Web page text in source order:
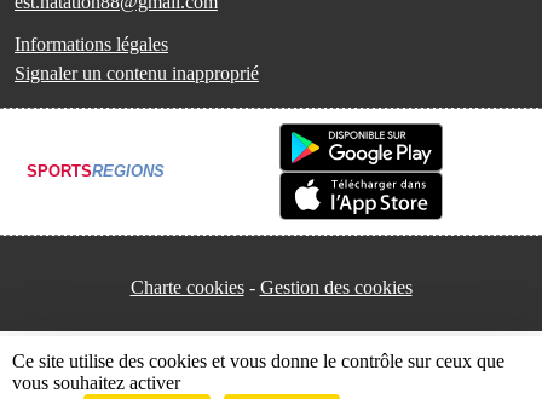
Informations légales
Signaler un contenu inapproprié
SPORTSREGIONS
Charte cookies Gestion des cookies
Ce site utilise des cookies et vous donne le contrôle sur ceux que
vous souhaitez activer